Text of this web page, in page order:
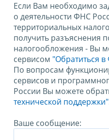
Если Вам необходимо
о деятельности ФНС
территориальных
получить разъяснения
налогообложения - Вы
сервисом "Обратиться
По вопросам
сервисов и
России Вы можете
технической
Ваше сообщение: